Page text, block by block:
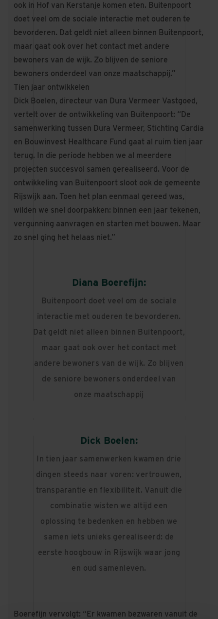
ook in Hof van Kerstanje komen eten. Buitenpoort
doet veel om de sociale interactie met ouderen te
bevorderen. Dat geldt niet alleen binnen Buitenpoort,
maar gaat ook over het contact met andere
bewoners van de wijk. Zo blijven de seniore
bewoners onderdeel van onze maatschappij.”
Tien jaar ontwikkelen
Dick Boelen, directeur van Dura Vermeer Vastgoed,
vertelt over de ontwikkeling van Buitenpoort: “De
samenwerking tussen Dura Vermeer, Stichting Cardia
en Bouwinvest Healthcare Fund gaat al ruim tien jaar
terug. In die periode hebben we al meerdere
projecten succesvol samen gerealiseerd. Voor de
ontwikkeling van Buitenpoort sloot ook de gemeente
Rijswijk aan. Toen het plan eenmaal gereed was,
wilden we snel doorpakken: binnen een jaar tekenen,
vergunning aanvragen en starten met bouwen. Maar
zo snel ging het helaas niet.”
Diana Boerefijn:
Buitenpoort doet veel om de sociale
interactie met ouderen te bevorderen.
Dat geldt niet alleen binnen Buitenpoort,
maar gaat ook over het contact met
andere bewoners van de wijk. Zo blijven
de seniore bewoners onderdeel van
onze maatschappij
Dick Boelen:
In tien jaar samenwerken kwamen drie
dingen steeds naar voren: vertrouwen,
transparantie en flexibiliteit. Vanuit die
combinatie wisten we altijd een
oplossing te bedenken en hebben we
samen iets unieks gerealiseerd: de
eerste hoogbouw in Rijswijk waar jong
en oud samenleven.
Boerefijn vervolgt: “Er kwamen bezwaren vanuit de